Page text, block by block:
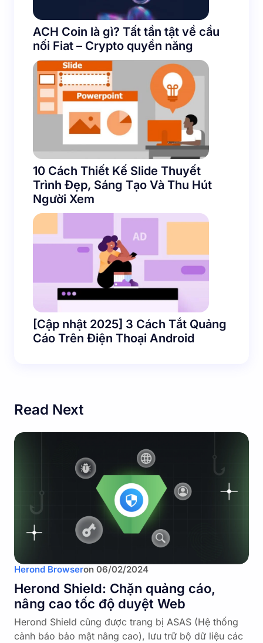
ACH Coin là gì? Tất tần tật về cầu
nối Fiat – Crypto quyền năng
10 Cách Thiết Kế Slide Thuyết
Trình Đẹp, Sáng Tạo Và Thu Hút
Người Xem
[Cập nhật 2025] 3 Cách Tắt Quảng
Cáo Trên Điện Thoại Android
Read Next
Herond Browseron 06/02/2024
Herond Shield: Chặn quảng cáo,
nâng cao tốc độ duyệt Web
Herond Shield cũng được trang bị ASAS (Hệ thống
cảnh báo bảo mật nâng cao), lưu trữ bộ dữ liệu các